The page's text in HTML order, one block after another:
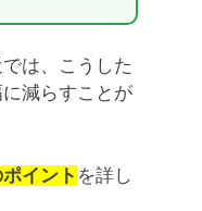
は、こうした
減らすことが
イント を詳し